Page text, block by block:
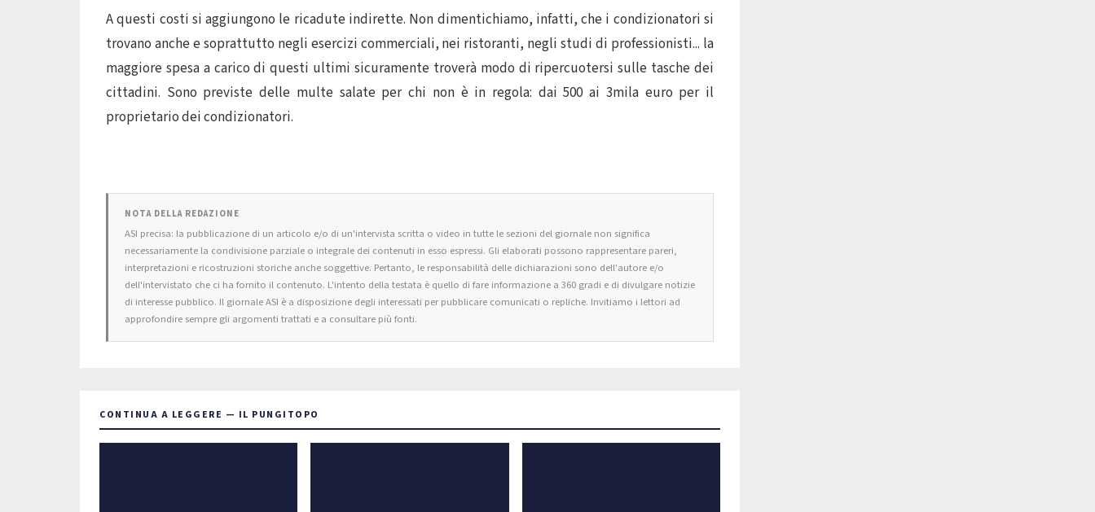
A questi costi si aggiungono le ricadute indirette. Non dimentichiamo, infatti, che i condizionatori si
trovano anche e soprattutto negli esercizi commerciali, nei ristoranti, negli studi di professionisti... la
maggiore spesa a carico di questi ultimi sicuramente troverà modo di ripercuotersi sulle tasche dei
cittadini. Sono previste delle multe salate per chi non è in regola: dai 500 ai 3mila euro per il
proprietario dei condizionatori.
NOTA DELLA REDAZIONE
ASI precisa: la pubblicazione di un articolo e/o di un'intervista scritta o video in tutte le sezioni del giornale non significa
necessariamente la condivisione parziale o integrale dei contenuti in esso espressi. Gli elaborati possono rappresentare pareri,
interpretazioni e ricostruzioni storiche anche soggettive. Pertanto, le responsabilità delle dichiarazioni sono dell'autore e/o
dell'intervistato che ci ha fornito il contenuto. L'intento della testata è quello di fare informazione a 360 gradi e di divulgare notizie
di interesse pubblico. Il giornale ASI è a disposizione degli interessati per pubblicare comunicati o repliche. Invitiamo i lettori ad
approfondire sempre gli argomenti trattati e a consultare più fonti.
CONTINUA A LEGGERE — IL PUNGITOPO